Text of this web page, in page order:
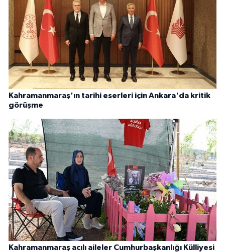
Kahramanmaraş'ın tarihi eserleri için Ankara'da kritik
görüşme
Kahramanmaraş acılı aileler Cumhurbaşkanlığı Külliyesi